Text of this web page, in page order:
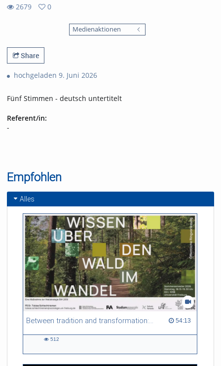
2679
0
Medienaktionen
Share
hochgeladen 9. Juni 2026
Fünf Stimmen - deutsch untertitelt
Referent/in:
-
Empfohlen
Alles
Between tradition and transformation: how owners, advisers and institutions co-create knowledge for resilient forests in Europe 54:13
54:13 duration
512